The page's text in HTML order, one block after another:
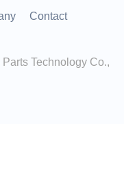
Contact
Technology Co.,